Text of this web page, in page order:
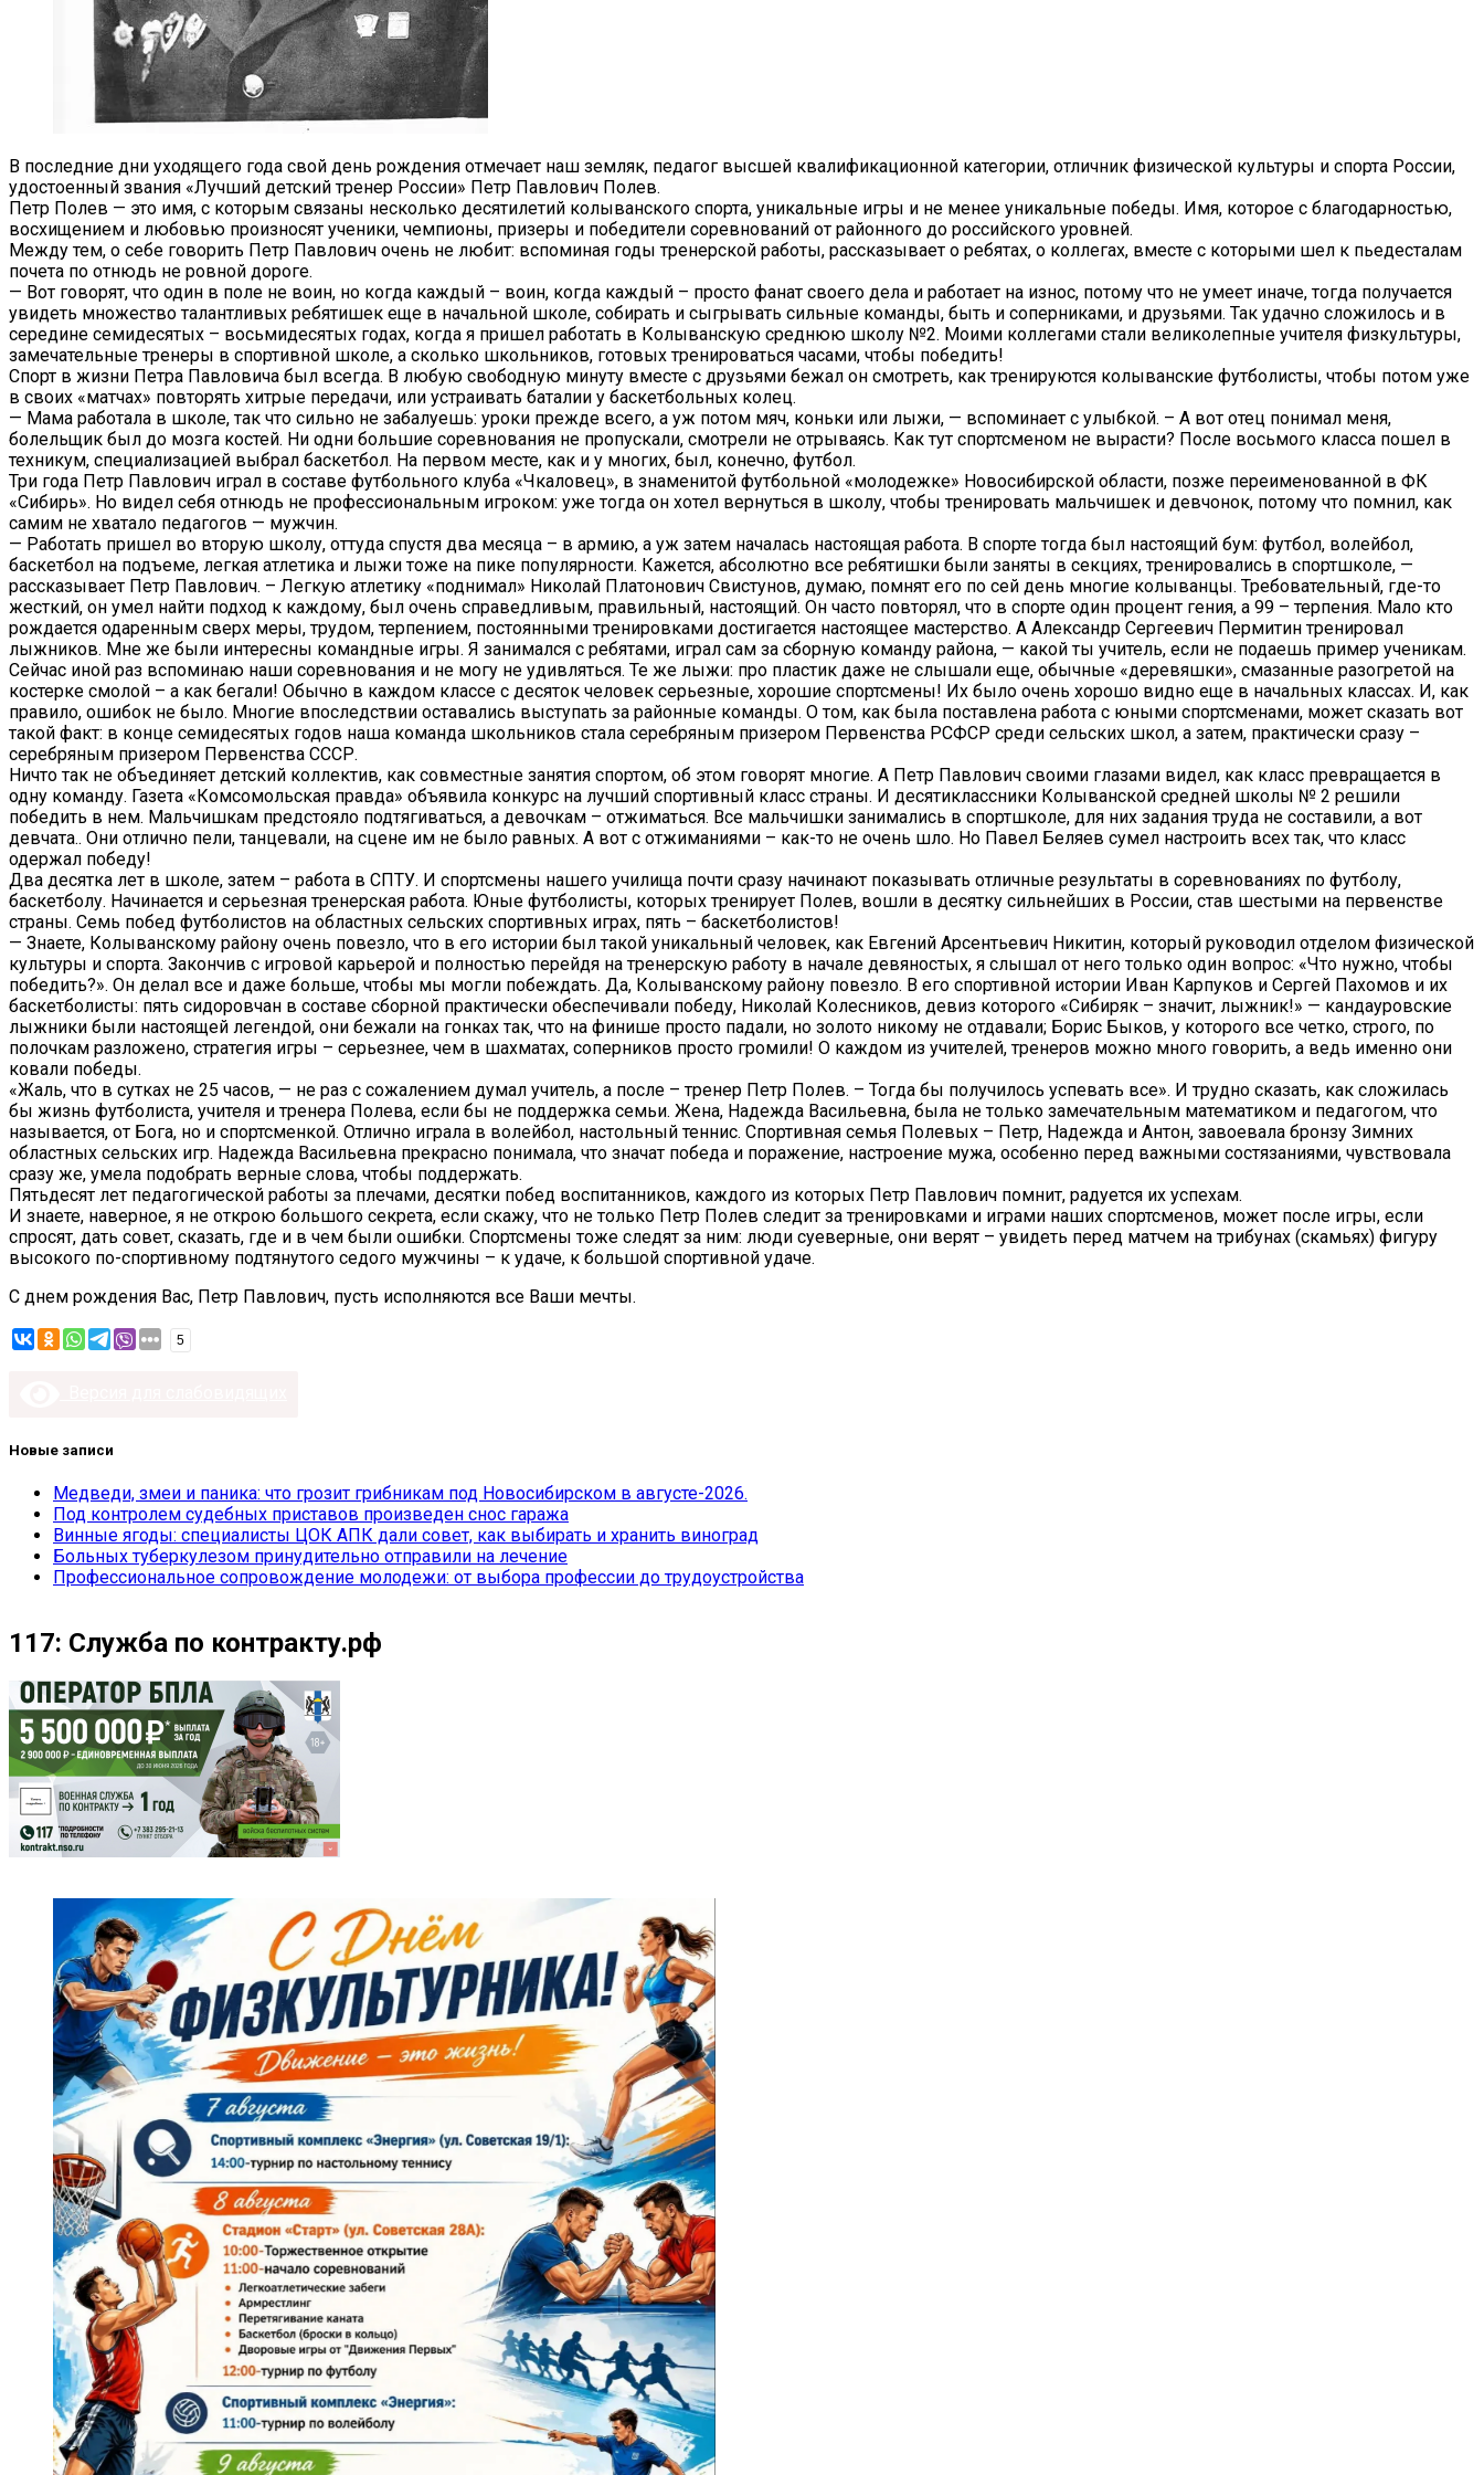
В последние дни уходящего года свой день рождения отмечает наш земляк, педагог высшей квалификационной категории, отличник физической культуры и спорта России,
удостоенный звания «Лучший детский тренер России» Петр Павлович Полев.
Петр Полев — это имя, с которым связаны несколько десятилетий колыванского спорта, уникальные игры и не менее уникальные победы. Имя, которое с благодарностью,
восхищением и любовью произносят ученики, чемпионы, призеры и победители соревнований от районного до российского уровней.
Между тем, о себе говорить Петр Павлович очень не любит: вспоминая годы тренерской работы, рассказывает о ребятах, о коллегах, вместе с которыми шел к пьедесталам
почета по отнюдь не ровной дороге.
— Вот говорят, что один в поле не воин, но когда каждый – воин, когда каждый – просто фанат своего дела и работает на износ, потому что не умеет иначе, тогда получается
увидеть множество талантливых ребятишек еще в начальной школе, собирать и сыгрывать сильные команды, быть и соперниками, и друзьями. Так удачно сложилось и в
середине семидесятых – восьмидесятых годах, когда я пришел работать в Колыванскую среднюю школу №2. Моими коллегами стали великолепные учителя физкультуры,
замечательные тренеры в спортивной школе, а сколько школьников, готовых тренироваться часами, чтобы победить!
Спорт в жизни Петра Павловича был всегда. В любую свободную минуту вместе с друзьями бежал он смотреть, как тренируются колыванские футболисты, чтобы потом уже
в своих «матчах» повторять хитрые передачи, или устраивать баталии у баскетбольных колец.
— Мама работала в школе, так что сильно не забалуешь: уроки прежде всего, а уж потом мяч, коньки или лыжи, — вспоминает с улыбкой. – А вот отец понимал меня,
болельщик был до мозга костей. Ни одни большие соревнования не пропускали, смотрели не отрываясь. Как тут спортсменом не вырасти? После восьмого класса пошел в
техникум, специализацией выбрал баскетбол. На первом месте, как и у многих, был, конечно, футбол.
Три года Петр Павлович играл в составе футбольного клуба «Чкаловец», в знаменитой футбольной «молодежке» Новосибирской области, позже переименованной в ФК
«Сибирь». Но видел себя отнюдь не профессиональным игроком: уже тогда он хотел вернуться в школу, чтобы тренировать мальчишек и девчонок, потому что помнил, как
самим не хватало педагогов — мужчин.
— Работать пришел во вторую школу, оттуда спустя два месяца – в армию, а уж затем началась настоящая работа. В спорте тогда был настоящий бум: футбол, волейбол,
баскетбол на подъеме, легкая атлетика и лыжи тоже на пике популярности. Кажется, абсолютно все ребятишки были заняты в секциях, тренировались в спортшколе, —
рассказывает Петр Павлович. – Легкую атлетику «поднимал» Николай Платонович Свистунов, думаю, помнят его по сей день многие колыванцы. Требовательный, где-то
жесткий, он умел найти подход к каждому, был очень справедливым, правильный, настоящий. Он часто повторял, что в спорте один процент гения, а 99 – терпения. Мало кто
рождается одаренным сверх меры, трудом, терпением, постоянными тренировками достигается настоящее мастерство. А Александр Сергеевич Пермитин тренировал
лыжников. Мне же были интересны командные игры. Я занимался с ребятами, играл сам за сборную команду района, — какой ты учитель, если не подаешь пример ученикам.
Сейчас иной раз вспоминаю наши соревнования и не могу не удивляться. Те же лыжи: про пластик даже не слышали еще, обычные «деревяшки», смазанные разогретой на
костерке смолой – а как бегали! Обычно в каждом классе с десяток человек серьезные, хорошие спортсмены! Их было очень хорошо видно еще в начальных классах. И, как
правило, ошибок не было. Многие впоследствии оставались выступать за районные команды. О том, как была поставлена работа с юными спортсменами, может сказать вот
такой факт: в конце семидесятых годов наша команда школьников стала серебряным призером Первенства РСФСР среди сельских школ, а затем, практически сразу –
серебряным призером Первенства СССР.
Ничто так не объединяет детский коллектив, как совместные занятия спортом, об этом говорят многие. А Петр Павлович своими глазами видел, как класс превращается в
одну команду. Газета «Комсомольская правда» объявила конкурс на лучший спортивный класс страны. И десятиклассники Колыванской средней школы № 2 решили
победить в нем. Мальчишкам предстояло подтягиваться, а девочкам – отжиматься. Все мальчишки занимались в спортшколе, для них задания труда не составили, а вот
девчата.. Они отлично пели, танцевали, на сцене им не было равных. А вот с отжиманиями – как-то не очень шло. Но Павел Беляев сумел настроить всех так, что класс
одержал победу!
Два десятка лет в школе, затем – работа в СПТУ. И спортсмены нашего училища почти сразу начинают показывать отличные результаты в соревнованиях по футболу,
баскетболу. Начинается и серьезная тренерская работа. Юные футболисты, которых тренирует Полев, вошли в десятку сильнейших в России, став шестыми на первенстве
страны. Семь побед футболистов на областных сельских спортивных играх, пять – баскетболистов!
— Знаете, Колыванскому району очень повезло, что в его истории был такой уникальный человек, как Евгений Арсентьевич Никитин, который руководил отделом физической
культуры и спорта. Закончив с игровой карьерой и полностью перейдя на тренерскую работу в начале девяностых, я слышал от него только один вопрос: «Что нужно, чтобы
победить?». Он делал все и даже больше, чтобы мы могли побеждать. Да, Колыванскому району повезло. В его спортивной истории Иван Карпуков и Сергей Пахомов и их
баскетболисты: пять сидоровчан в составе сборной практически обеспечивали победу, Николай Колесников, девиз которого «Сибиряк – значит, лыжник!» — кандауровские
лыжники были настоящей легендой, они бежали на гонках так, что на финише просто падали, но золото никому не отдавали; Борис Быков, у которого все четко, строго, по
полочкам разложено, стратегия игры – серьезнее, чем в шахматах, соперников просто громили! О каждом из учителей, тренеров можно много говорить, а ведь именно они
ковали победы.
«Жаль, что в сутках не 25 часов, — не раз с сожалением думал учитель, а после – тренер Петр Полев. – Тогда бы получилось успевать все». И трудно сказать, как сложилась
бы жизнь футболиста, учителя и тренера Полева, если бы не поддержка семьи. Жена, Надежда Васильевна, была не только замечательным математиком и педагогом, что
называется, от Бога, но и спортсменкой. Отлично играла в волейбол, настольный теннис. Спортивная семья Полевых – Петр, Надежда и Антон, завоевала бронзу Зимних
областных сельских игр. Надежда Васильевна прекрасно понимала, что значат победа и поражение, настроение мужа, особенно перед важными состязаниями, чувствовала
сразу же, умела подобрать верные слова, чтобы поддержать.
Пятьдесят лет педагогической работы за плечами, десятки побед воспитанников, каждого из которых Петр Павлович помнит, радуется их успехам.
И знаете, наверное, я не открою большого секрета, если скажу, что не только Петр Полев следит за тренировками и играми наших спортсменов, может после игры, если
спросят, дать совет, сказать, где и в чем были ошибки. Спортсмены тоже следят за ним: люди суеверные, они верят – увидеть перед матчем на трибунах (скамьях) фигуру
высокого по-спортивному подтянутого седого мужчины – к удаче, к большой спортивной удаче.
С днем рождения Вас, Петр Павлович, пусть исполняются все Ваши мечты.
5
Новые записи
Медведи, змеи и паника: что грозит грибникам под Новосибирском в августе-2026.
Под контролем судебных приставов произведен снос гаража
Винные ягоды: специалисты ЦОК АПК дали совет, как выбирать и хранить виноград
Больных туберкулезом принудительно отправили на лечение
Профессиональное сопровождение молодежи: от выбора профессии до трудоустройства
117: Служба по контракту.рф